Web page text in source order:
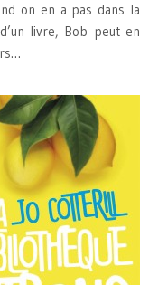
on en a pas dans la
livre, Bob peut en